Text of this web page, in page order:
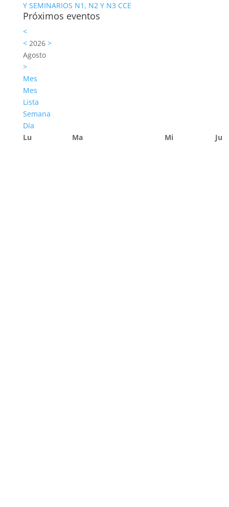
Y SEMINARIOS N1, N2 Y N3 CCE
Próximos eventos
<
<2026 >
Agosto
>
Mes
Mes
Lista
Semana
Día
Lu
Ma Mi Ju